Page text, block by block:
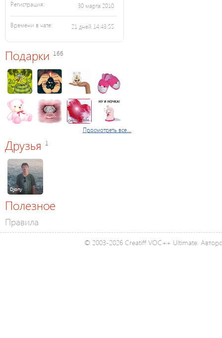
Регистрация: 30 марта 2010
Времени в чате: 21 дней 14:43:55
Подарки 166
Просмотреть все...
Друзья 1
Djony
Полезное
Правила
© 2003-2026 Creatiff VOC++ Ultimate.